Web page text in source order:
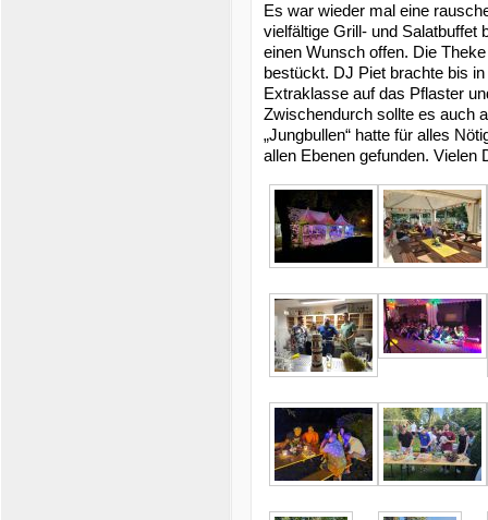
Es war wieder mal eine
vielfältige Grill- und Salatbuffet
einen Wunsch offen. Die
bestückt. DJ Piet brachte bis
Extraklasse auf das Pflaster
Zwischendurch sollte es auch
„Jungbullen“ hatte für alles
allen Ebenen gefunden. Vielen